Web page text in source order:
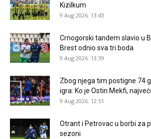
Kizilkum
9 Aug 2026. 13:43
Crnogorski tandem slavio u
Brest odnio sva tri boda
9 Aug 2026. 13:39
Zbog njega tim postigne 74
igra: Ko je Ostin Mekfi,
9 Aug 2026. 12:51
Otrant i Petrovac u borbi za
sezoni